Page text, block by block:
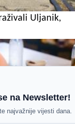
Uljanik,
na Newsletter!
najvažnije vijesti dana.